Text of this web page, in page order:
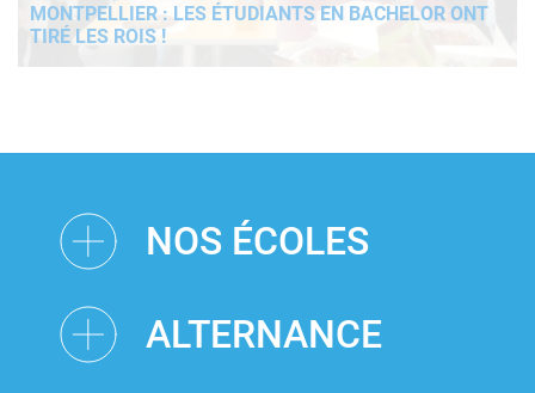
MONTPELLIER : LES ÉTUDIANTS EN BACHELOR ONT
TIRÉ LES ROIS !
NOS ÉCOLES
ALTERNANCE